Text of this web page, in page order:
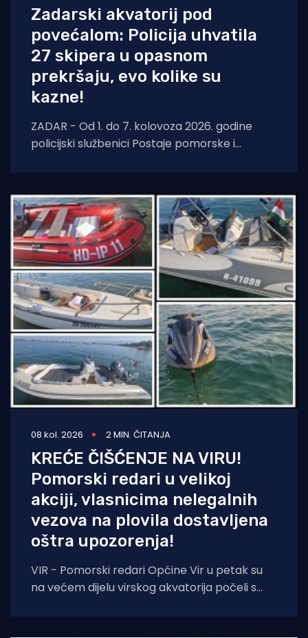
Zadarski akvatorij pod
povećalom: Policija uhvatila
27 skipera u opasnom
prekršaju, evo kolike su
kazne!
ZADAR - Od 1. do 7. kolovoza 2026. godine
policijski službenici Postaje pomorske i
08 kol. 2026 2 MIN. ČITANJA
KREĆE ČIŠĆENJE NA VIRU!
Pomorski redari u velikoj
akciji, vlasnicima nelegalnih
vezova na plovila dostavljena
oštra upozorenja!
VIR - Pomorski redari Općine Vir u petak su
na većem dijelu virskog akvatorija počeli s